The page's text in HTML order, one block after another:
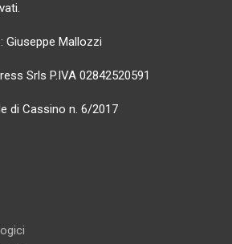
Giuseppe Mallozzi
Srls P.IVA 02842520591
di Cassino n. 6/2017